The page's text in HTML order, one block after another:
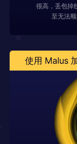
很高，丢包掉
至无法
使用 Malus